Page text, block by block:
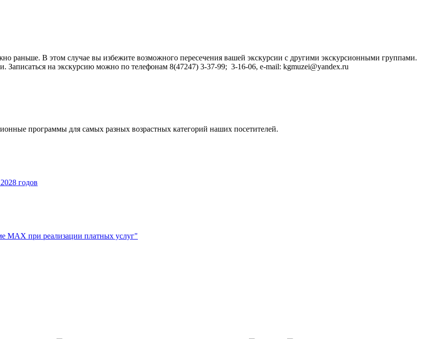
раньше. В этом случае вы избежите возможного пересечения вашей экскурсии с другими экскурсионными группами.
Записаться на экскурсию можно по телефонам 8(47247) 3-37-99; 3-16-06, e-mail: kgmuzei@yandex.ru
программы для самых разных возрастных категорий наших посетителей.
годов
МАХ при реализации платных услуг"